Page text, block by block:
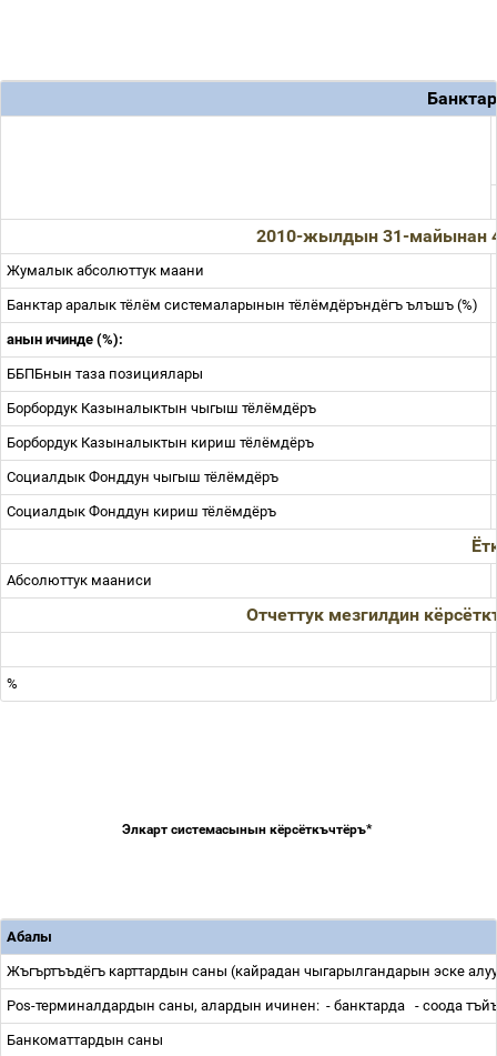
2010-жылдын 31-майынан
Жумалык абсолюттук маани
Банктар аралык тёлём системаларынын тёлёмдёръндёгъ ълъшъ (%)
анын ичинде (%):
ББПБнын таза позициялары
Борбордук Казыналыктын чыгыш тёлёмдёръ
Борбордук Казыналыктын кириш тёлёмдёръ
Социалдык Фонддун чыгыш тёлёмдёръ
Социалдык Фонддун кириш тёлёмдёръ
Абсолюттук мааниси
Отчеттук мезгилдин
%
Элкарт системасынын кёрсёткъчтёръ*
Абалы
Жъгъртъъдёгъ карттардын саны (кайрадан чыгарылгандарын эске
Pos-терминалдардын саны, алардын ичинен: - банктарда - соода
Банкоматтардын саны